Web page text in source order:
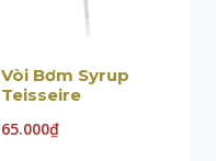
Vòi Bơm Syrup
Teisseire
65.000₫